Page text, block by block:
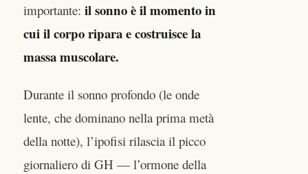
importante: il sonno è il momento in
cui il corpo ripara e costruisce la
massa muscolare.
Durante il sonno profondo (le onde
lente, che dominano nella prima metà
della notte), l’ipofisi rilascia il picco
giornaliero di GH — l’ormone della